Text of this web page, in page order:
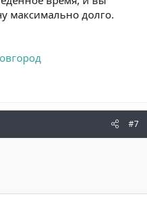
максимально долго.
#7